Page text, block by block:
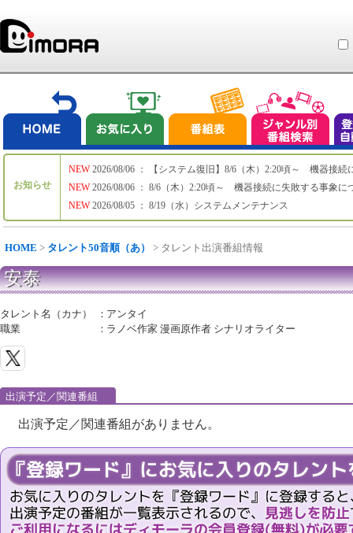
お知らせ
NEW
NEW
NEW
2026/08/06 ： 【システム復旧】8/6（木）2:20頃～ 機器接続
2026/08/06 ： 8/6（木）2:20頃～ 機器接続に失敗する事象に
2026/08/05 ： 8/19（水）システムメンテナンス
HOME > タレント50音順（あ） > タレント出演番組情報
安泰
タレント名（カナ） ： アンタイ
職業
： ラノベ作家 漫画原作者 シナリオライター
出演予定／関連番組
出演予定／関連番組がありません。